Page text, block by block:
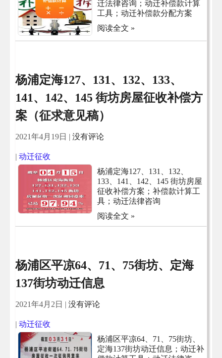
迁法律咨询；动迁补偿款计算
工具；动迁补偿款分配方案
阅读全文 »
杨浦定海127、131、132、133、
141、142、145 街坊房屋征收补偿方
案（征求意见稿）
2021年4月19日 | 没有评论
| 动迁征收
杨浦定海127、131、132、
133、141、142、145 街坊房屋
征收补偿方案；补偿款计算工
具；动迁法律咨询
阅读全文 »
杨浦区平凉64、71、75街坊、定海
137街坊动迁信息
2021年4月2日 | 没有评论
| 动迁征收
杨浦区平凉64、71、75街坊、
定海137街坊动迁信息；动迁补